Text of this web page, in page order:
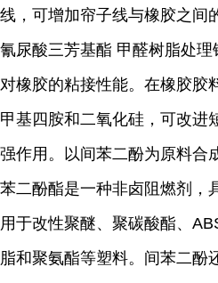
线，可增加帘子线与橡胶之间
氰尿酸三芳基酯 甲醛树脂处
对橡胶的粘接性能。在橡胶胶
甲基四胺和二氧化硅，可改进
强作用。以间苯二酚为原料合
苯二酚酯是一种非卤阻燃剂，
用于改性聚醚、聚碳酸酯、
脂和聚氨酯等塑料。间苯二酚